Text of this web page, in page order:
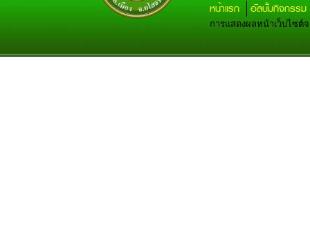
หน้าแรก อัลบั้มกิจกรรม
การแสดงผลหน้าเว็บไซต์